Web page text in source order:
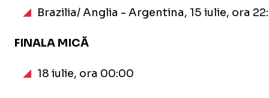
Brazilia/ Anglia - Argentina, 15 iulie, ora
FINALA MICĂ
18 iulie, ora 00:00